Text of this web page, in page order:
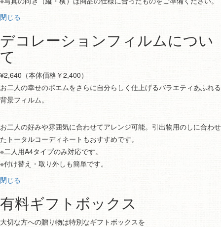
閉じる
デコレーションフィルムについ
て
¥2,640（本体価格￥2,400）
お二人の幸せのポエムをさらに自分らしく仕上げるバラエティあふれる
背景フィルム。
お二人の好みや雰囲気に合わせてアレンジ可能。引出物用のしに合わせ
たトータルコーディネートもおすすめです。
※二人用A4タイプのみ対応です。
※付け替え・取り外しも簡単です。
閉じる
有料ギフトボックス
大切な方への贈り物は特別なギフトボックスを